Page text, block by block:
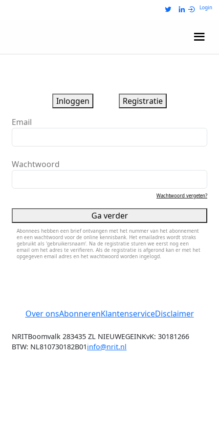
Login
Inloggen
Registratie
Email
Wachtwoord
Wachtwoord vergeten?
Ga verder
Abonnees hebben een brief ontvangen met het nummer van het abonnement
en een wachtwoord voor de online kennisbank. Het emailadres wordt straks
gebruikt als 'gebruikersnaam'. Na de registratie sturen we eerst nog een
email om het adres te verifieren. Als de registratie is afgerond kan er met het
opgegeven email adres en het wachtwoord worden ingelogd.
Over onsAbonnerenKlantenserviceDisclaimer
NRITBoomvalk 283435 ZL NIEUWEGEINKvK: 30181266
BTW: NL810730182B01info@nrit.nl